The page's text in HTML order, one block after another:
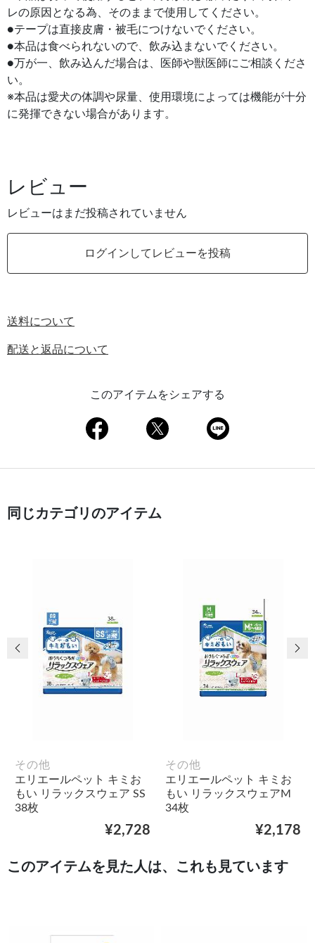
レの原因となる為、そのままで使用してください。
●テープは直接皮膚・被毛につけないでください。
●本品は食べられないので、飲み込まないでください。
●万が一、飲み込んだ場合は、医師や獣医師にご相談くださ
い。
※本品は愛犬の体調や尿量、使用環境によっては機能が十分
に発揮できない場合があります。
レビュー
レビューはまだ投稿されていません
ログインしてレビューを投稿
送料について
配送と返品について
このアイテムをシェアする
同じカテゴリのアイテム
その他
エリエールペット キミお
もい リラックスウェア SS
38枚
¥2,728
その他
エリエールペット キミお
もい リラックスウェアM
34枚
¥2,178
前の画像 次
このアイテムを見た人は、これも見ています